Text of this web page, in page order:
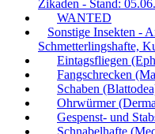
Zikaden - Stand:
WANTED
Sonstige Insekten -
Schmetterlingshafte,
Eintagsfliegen
Fangschrecken
Schaben
Ohrwürmer
Gespenst- und